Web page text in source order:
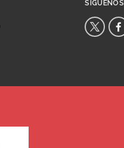
SÍGUENOS